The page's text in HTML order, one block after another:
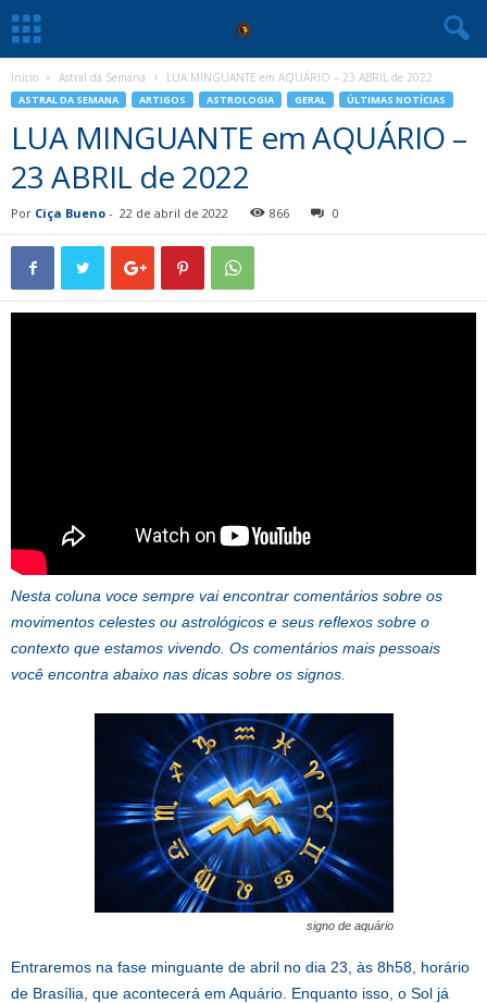
Início Astral da Semana LUA MINGUANTE em AQUÁRIO – 23 ABRIL de 2022
ASTRAL DA SEMANA ARTIGOS ASTROLOGIA GERAL ÚLTIMAS NOTÍCIAS
LUA MINGUANTE em AQUÁRIO –
23 ABRIL de 2022
Por Ciça Bueno - 22 de abril de 2022 866 0
Nesta coluna voce sempre vai encontrar comentários sobre os
movimentos celestes ou astrológicos e seus reflexos sobre o
contexto que estamos vivendo. Os comentários mais pessoais
você encontra abaixo nas dicas sobre os signos.
signo de aquário
Entraremos na fase minguante de abril no dia 23, às 8h58, horário
de Brasília, que acontecerá em Aquário. Enquanto isso, o Sol já